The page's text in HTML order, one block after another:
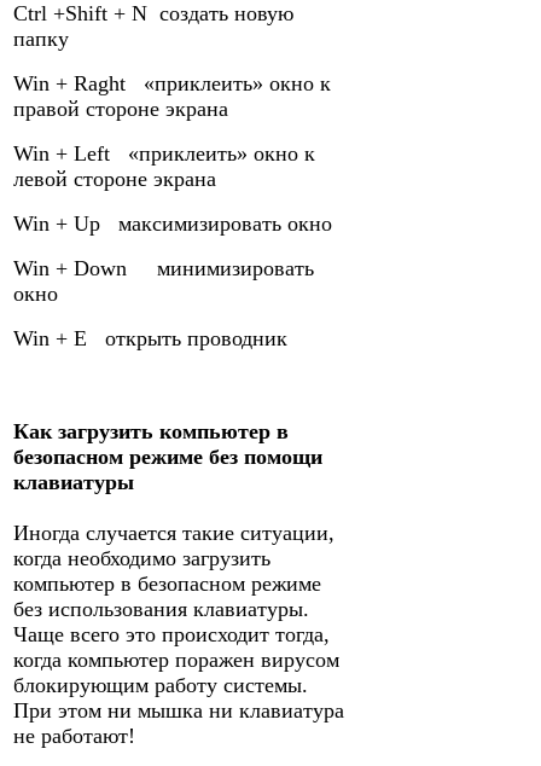
Ctrl +Shift + N создать новую
папку
Win + Raght «приклеить» окно к
правой стороне экрана
Win + Left «приклеить» окно к
левой стороне экрана
Win + Up максимизировать окно
Win + Down минимизировать
окно
Win + E открыть проводник
Как загрузить компьютер в
безопасном режиме без помощи
клавиатуры
Иногда случается такие ситуации,
когда необходимо загрузить
компьютер в безопасном режиме
без использования клавиатуры.
Чаще всего это происходит тогда,
когда компьютер поражен вирусом
блокирующим работу системы.
При этом ни мышка ни клавиатура
не работают!